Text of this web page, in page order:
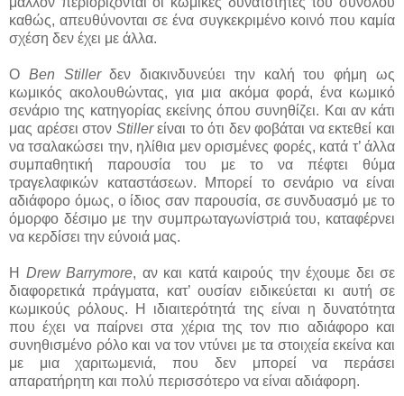
καθώς, απευθύνονται σε ένα συγκεκριμένο κοινό που καμία
σχέση δεν έχει με άλλα.
Ο Ben Stillerδεν διακινδυνεύει την καλή του φήμη ως
κωμικός ακολουθώντας, για μια ακόμα φορά, ένα κωμικό
σενάριο της κατηγορίας εκείνης όπου συνηθίζει. Και αν κάτι
μας αρέσει στον Stillerείναι το ότι δεν φοβάται να εκτεθεί και
να τσαλακώσει την, ηλίθια μεν ορισμένες φορές, κατά τ’ άλλα
συμπαθητική παρουσία του με το να πέφτει θύμα
τραγελαφικών καταστάσεων. Μπορεί το σενάριο να είναι
αδιάφορο όμως, ο ίδιος σαν παρουσία, σε συνδυασμό με το
όμορφο δέσιμο με την συμπρωταγωνίστριά του, καταφέρνει
να κερδίσει την εύνοιά μας.
Η Drew Barrymore, αν και κατά καιρούς την έχουμε δει σε
διαφορετικά πράγματα, κατ’ ουσίαν ειδικεύεται κι αυτή σε
κωμικούς ρόλους. Η ιδιαιτερότητά της είναι η δυνατότητα
που έχει να παίρνει στα χέρια της τον πιο αδιάφορο και
συνηθισμένο ρόλο και να τον ντύνει με τα στοιχεία εκείνα και
με μια χαριτωμενιά, που δεν μπορεί να περάσει
απαρατήρητη και πολύ περισσότερο να είναι αδιάφορη.